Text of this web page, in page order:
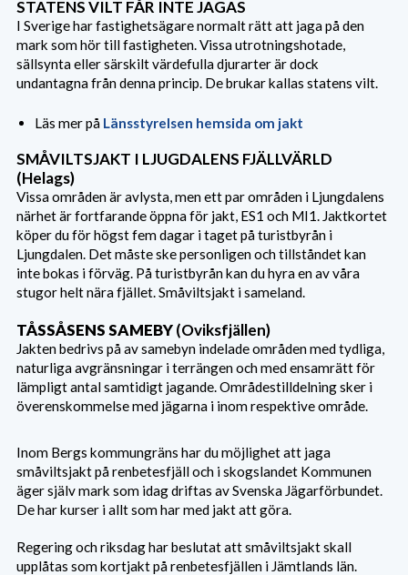
STATENS VILT FÅR INTE JAGAS
I Sverige har fastighetsägare normalt rätt att jaga på den
mark som hör till fastigheten. Vissa utrotningshotade,
sällsynta eller särskilt värdefulla djurarter är dock
undantagna från denna princip. De brukar kallas statens vilt.
Läs mer på Länsstyrelsen hemsida om jakt
SMÅVILTSJAKT I LJUGDALENS FJÄLLVÄRLD
(Helags)
Vissa områden är avlysta, men ett par områden i Ljungdalens
närhet är fortfarande öppna för jakt, ES1 och MI1. Jaktkortet
köper du för högst fem dagar i taget på turistbyrån i
Ljungdalen. Det måste ske personligen och tillståndet kan
inte bokas i förväg. På turistbyrån kan du hyra en av våra
stugor helt nära fjället. Småviltsjakt i sameland.
TÅSSÅSENS SAMEBY(Oviksfjällen)
Jakten bedrivs på av samebyn indelade områden med tydliga,
naturliga avgränsningar i terrängen och med ensamrätt för
lämpligt antal samtidigt jagande. Områdestilldelning sker i
överenskommelse med jägarna i inom respektive område.
Inom Bergs kommungräns har du möjlighet att jaga
småviltsjakt på renbetesfjäll och i skogslandet Kommunen
äger själv mark som idag driftas av Svenska Jägarförbundet.
De har kurser i allt som har med jakt att göra.
Regering och riksdag har beslutat att småviltsjakt skall
upplåtas som kortjakt på renbetesfjällen i Jämtlands län.